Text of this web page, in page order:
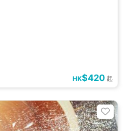
HK$420 起